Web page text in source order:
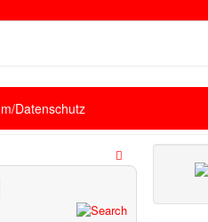
Datenschutz